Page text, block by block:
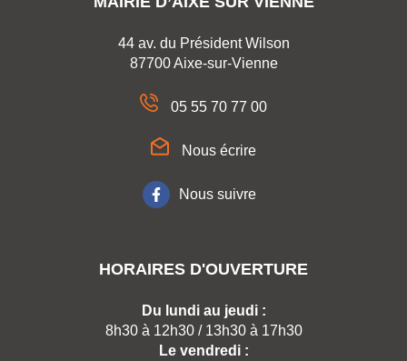
44 av. du Président Wilson
87700 Aixe-sur-Vienne
05 55 70 77 00
Nous écrire
Nous suivre
HORAIRES D'OUVERTURE
Du lundi au jeudi :
8h30 à 12h30 / 13h30 à 17h30
Le vendredi :